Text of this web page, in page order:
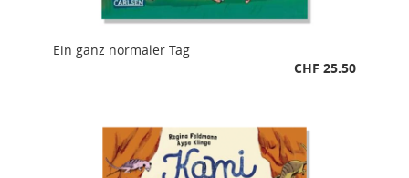
Ein ganz normaler Tag
CHF 25.50